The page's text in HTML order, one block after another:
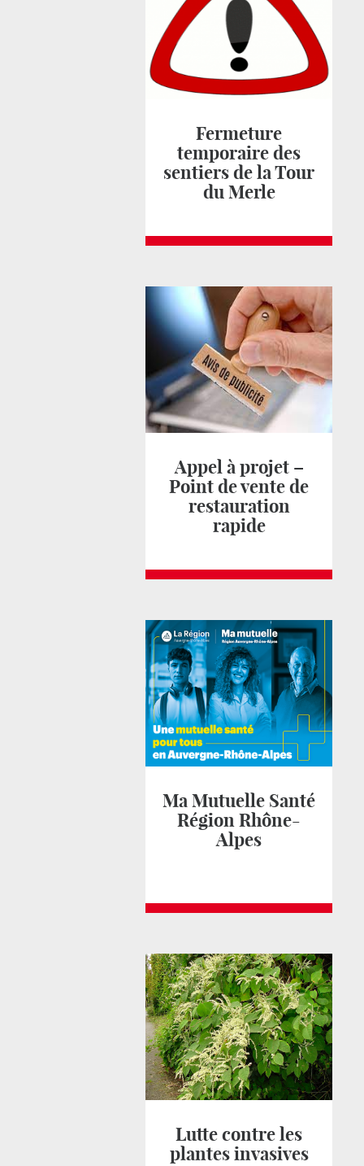
Fermeture
temporaire des
sentiers de la Tour
du Merle
Appel à projet –
Point de vente de
restauration
rapide
Ma Mutuelle Santé
Région Rhône-
Alpes
Lutte contre les
plantes invasives